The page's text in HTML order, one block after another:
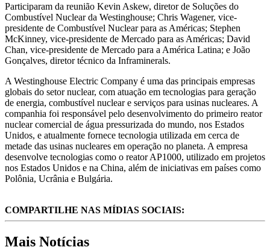
Participaram da reunião Kevin Askew, diretor de Soluções do
Combustível Nuclear da Westinghouse; Chris Wagener, vice-
presidente de Combustível Nuclear para as Américas; Stephen
McKinney, vice-presidente de Mercado para as Américas; David
Chan, vice-presidente de Mercado para a América Latina; e João
Gonçalves, diretor técnico da Inframinerals.
A Westinghouse Electric Company é uma das principais empresas
globais do setor nuclear, com atuação em tecnologias para geração
de energia, combustível nuclear e serviços para usinas nucleares. A
companhia foi responsável pelo desenvolvimento do primeiro reator
nuclear comercial de água pressurizada do mundo, nos Estados
Unidos, e atualmente fornece tecnologia utilizada em cerca de
metade das usinas nucleares em operação no planeta. A empresa
desenvolve tecnologias como o reator AP1000, utilizado em projetos
nos Estados Unidos e na China, além de iniciativas em países como
Polônia, Ucrânia e Bulgária.
COMPARTILHE NAS MÍDIAS SOCIAIS:
Mais Notícias